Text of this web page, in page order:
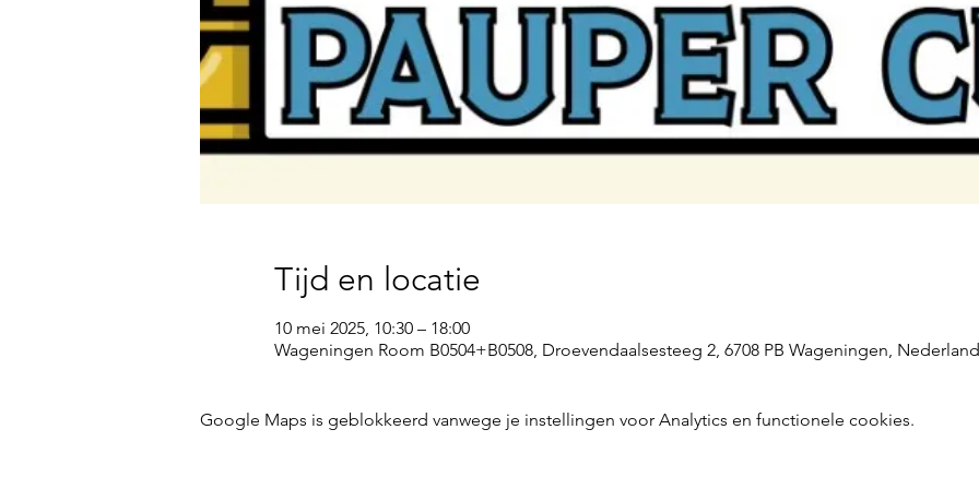
Tijd en locatie
10 mei 2025, 10:30 – 18:00
Wageningen Room B0504+B0508, Droevendaalsesteeg 2, 6708 PB Wageningen, Nederland
Google Maps is geblokkeerd vanwege je instellingen voor Analytics en functionele cookies.